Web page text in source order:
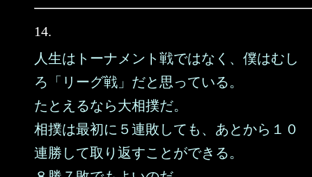
14.
人生はトーナメント戦ではなく、僕はむし
ろ「リーグ戦」だと思っている。
たとえるなら大相撲だ。
相撲は最初に５連敗しても、あとから１０
連勝して取り返すことができる。